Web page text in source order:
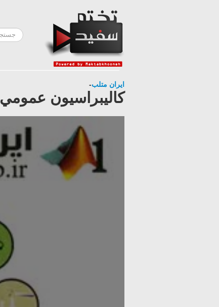
ایران متلب-
كاليبراسيون عمومي